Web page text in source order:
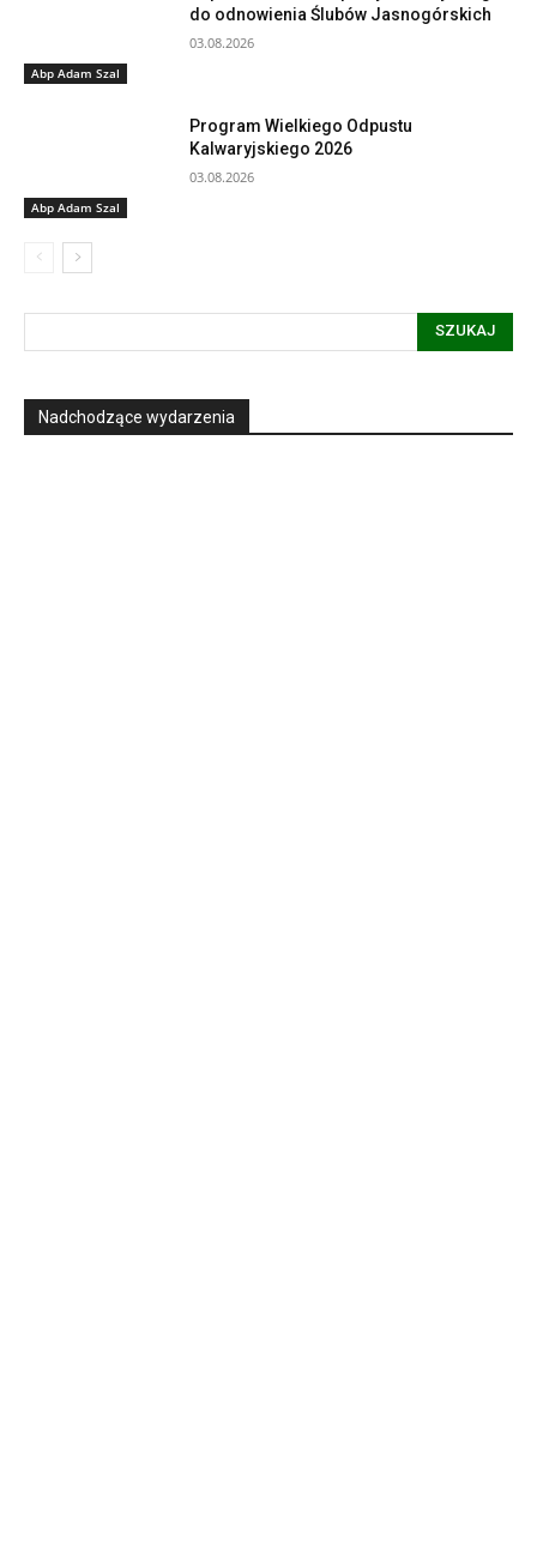
Abp Adam Szal
do odnowienia Ślubów Jasnogórskich
03.08.2026
Abp Adam Szal
Program Wielkiego Odpustu
Kalwaryjskiego 2026
03.08.2026
SZUKAJ
Nadchodzące wydarzenia